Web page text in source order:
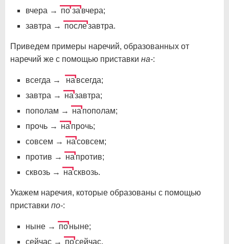
вчера → по завчера;
завтра → послезавтра.
Приведем примеры наречий, образованных от
наречий же с помощью приставки на-:
всегда → навсегда;
завтра → назавтра;
пополам → напополам;
прочь → напрочь;
совсем → насовсем;
против → напротив;
сквозь → насквозь.
Укажем наречия, которые образованы с помощью
приставки по-:
ныне → поныне;
сейчас → посейчас.